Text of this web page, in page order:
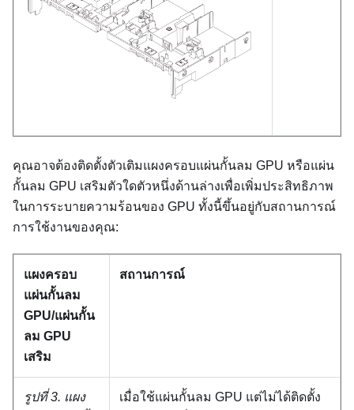
คุณอาจต้องติดตั้งตัวเติมแผงครอบแผ่นกั้นลม GPU หรือแผ่น
กั้นลม GPU เสริมตัวใดตัวหนึ่งด้านล่างเพื่อเพิ่มประสิทธิภาพ
ในการระบายความร้อนของ GPU ทั้งนี้ขึ้นอยู่กับสถานการณ์
การใช้งานของคุณ:
แผงครอบ
แผ่นกั้นลม
GPU/แผ่นกั้น
ลม GPU
เสริม
สถานการณ์
รูปที่ 3. แผง
เมื่อใช้แผ่นกั้นลม GPU แต่ไม่ได้ติดตั้ง